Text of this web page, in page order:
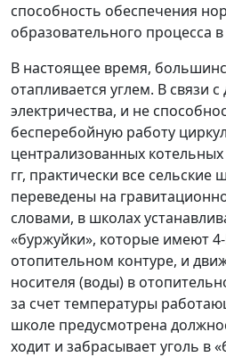
способность обеспечения
образовательного процесса
В настоящее время,
отапливается углем. В связи
электричества, и не
бесперебойную работу
централизованных
гг, практически все
переведены на
словами, в школах
«буржуйки», которые имеют
отопительном контуре, и
носителя (воды) в
за счет температуры
школе предусмотрена
ходит и забрасывает уголь в